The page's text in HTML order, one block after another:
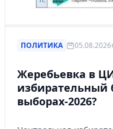
ПОЛИТИКА 05.08.2026
Жеребьевка в
избирательный
выборах-2026?